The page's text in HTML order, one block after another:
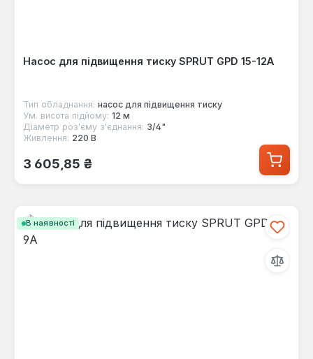
Насос для підвищення тиску SPRUT GPD 15-12A
Тип обладнання: насос для підвищення тиску
Ум. висота підйому: 12 м
Діаметр роз'єму з'єднання: 3/4"
Живлення: 220 В
Звичайна ціна:
3 605,85 ₴
В наявності